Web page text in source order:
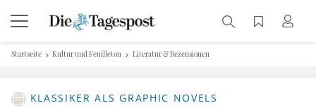
Startseite Kultur und Feuilleton Literatur & Rezensionen
KLASSIKER ALS GRAPHIC NOVELS